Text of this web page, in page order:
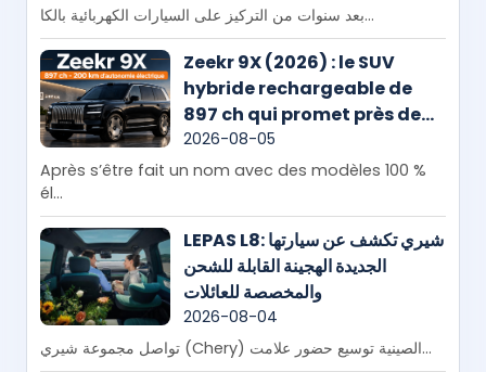
بعد سنوات من التركيز على السيارات الكهربائية بالكا...
Zeekr 9X (2026) : le SUV
hybride rechargeable de
897 ch qui promet près de
200 km en mode électrique
2026-08-05
Après s’être fait un nom avec des modèles 100 %
él...
LEPAS L8: شيري تكشف عن سيارتها
الجديدة الهجينة القابلة للشحن
والمخصصة للعائلات
2026-08-04
تواصل مجموعة شيري (Chery) الصينية توسيع حضور علامت...